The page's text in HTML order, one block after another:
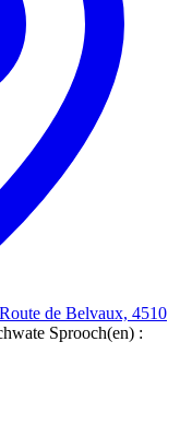
de Belvaux, 4510
Sprooch(en) :